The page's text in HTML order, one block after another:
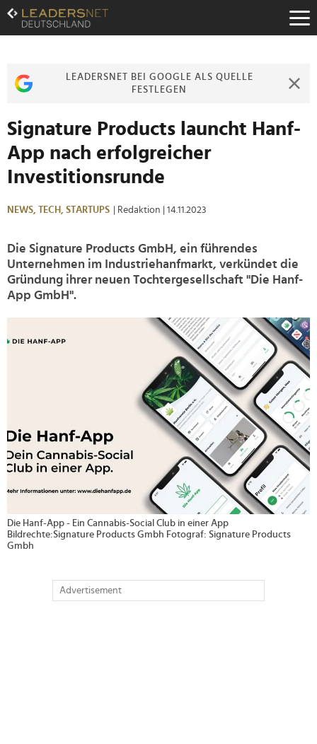
Zum
Inhalt
Zur
Zur
LEADERSNET BEI GOOGLE ALS QUELLE
FESTLEGEN
Signature Products launcht Hanf-
App nach erfolgreicher
Investitionsrunde
NEWS, TECH, STARTUPS | Redaktion | 14.11.2023
Die Signature Products GmbH, ein führendes
Unternehmen im Industriehanfmarkt, verkündet die
Gründung ihrer neuen Tochtergesellschaft "Die Hanf-
App GmbH".
Die Hanf-App - Ein Cannabis-Social Club in einer App
Bildrechte:Signature Products Gmbh Fotograf: Signature Products
Gmbh
Advertisement